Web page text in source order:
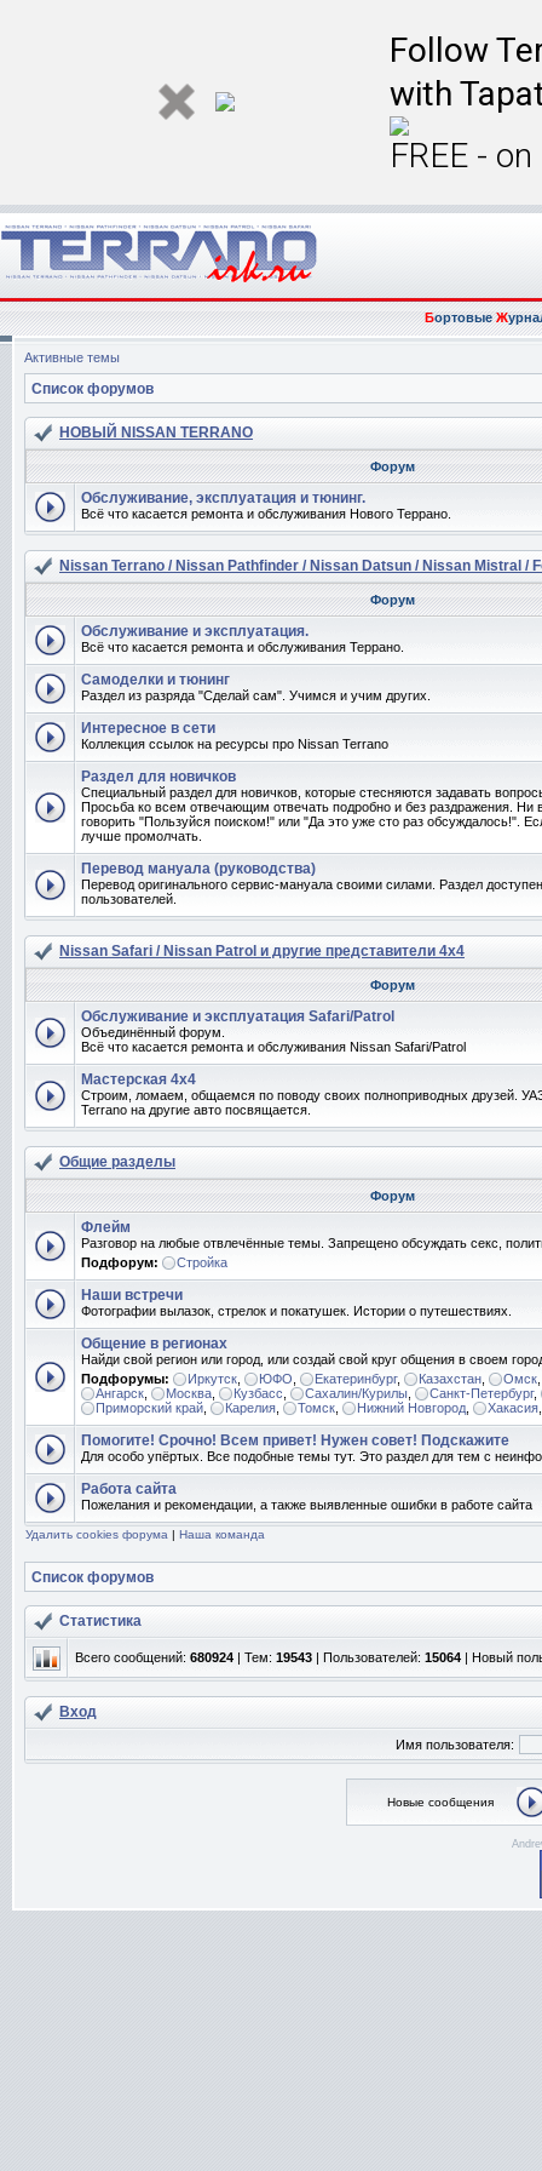
Follow
with
FREE -
БортовыеЖ
Активные темы
Список форумов
НОВЫЙ NISSAN TERRANO
Форум
Обслуживание, эксплуатация и тюнинг.
Всё что касается ремонта и обслуживания Нового Террано.
Nissan Terrano / Nissan Pathfinder / Nissan Datsun / Nissan Mistral /
Форум
Обслуживание и эксплуатация.
Всё что касается ремонта и обслуживания Террано.
Самоделки и тюнинг
Раздел из разряда "Сделай сам". Учимся и учим других.
Интересное в сети
Коллекция ссылок на ресурсы про Nissan Terrano
Раздел для новичков
Специальный раздел для новичков, которые стесняются задавать
Просьба ко всем отвечающим отвечать подробно и без раздражения. Ни
говорить "Пользуйся поиском!" или "Да это уже сто раз обсуждалось!".
лучше промолчать.
Перевод мануала (руководства)
Перевод оригинального сервис-мануала своими силами. Раздел
пользователей.
Nissan Safari / Nissan Patrol и другие представители 4x4
Форум
Обслуживание и эксплуатация Safari/Patrol
Объединённый форум.
Всё что касается ремонта и обслуживания Nissan Safari/Patrol
Мастерская 4x4
Строим, ломаем, общаемся по поводу своих полноприводных друзей.
Terrano на другие авто посвящается.
Общие разделы
Форум
Флейм
Разговор на любые отвлечённые темы. Запрещено обсуждать секс,
Подфорум:
Стройка
Наши встречи
Фотографии вылазок, стрелок и покатушек. Истории о путешествиях.
Общение в регионах
Найди свой регион или город, или создай свой круг общения в своем
Подфорумы:
Иркутск ЮФО Екатеринбург, Казахстан Омск
Ангарск
Москва Кузбасс Сахалин/Курилы Санкт-Петербург,
Приморский край
Карелия Томск Нижний Новгород Хакасия
Помогите! Срочно! Всем привет! Нужен совет! Подскажите
Для особо упёртых. Все подобные темы тут. Это раздел для тем с
Работа сайта
Пожелания и рекомендации, а также выявленные ошибки в работе сайта
Удалить cookies форума | Наша команда
Список форумов
Статистика
Всего сообщений: 680924 | Тем: 19543 | Пользователей: 15064 | Новый
Вход
Имя пользователя:
Новые сообщения